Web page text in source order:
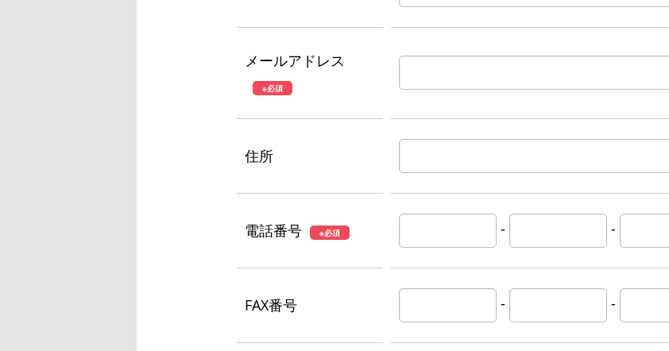
メールアドレス
※必須
住所
電話番号 ※必須 - -
FAX番号 - -